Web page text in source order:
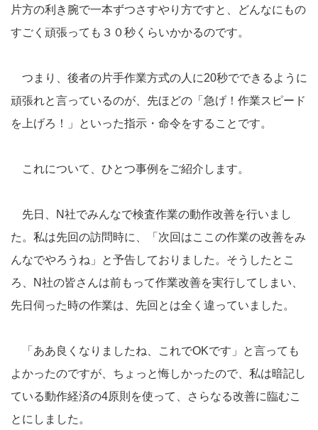
片方の利き腕で一本ずつさすやり方ですと、どんなにもの
すごく頑張っても３０秒くらいかかるのです。
つまり、後者の片手作業方式の人に20秒でできるように
頑張れと言っているのが、先ほどの「急げ！作業スピード
を上げろ！」といった指示・命令をすることです。
これについて、ひとつ事例をご紹介します。
先日、N社でみんなで検査作業の動作改善を行いまし
た。私は先回の訪問時に、「次回はここの作業の改善をみ
んなでやろうね」と予告しておりました。そうしたとこ
ろ、N社の皆さんは前もって作業改善を実行してしまい、
先日伺った時の作業は、先回とは全く違っていました。
「ああ良くなりましたね、これでOKです」と言っても
よかったのですが、ちょっと悔しかったので、私は暗記し
ている動作経済の4原則を使って、さらなる改善に臨むこ
とにしました。